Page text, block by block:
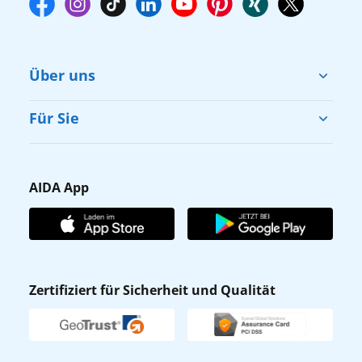
Über uns
Cruise & Help
Karriere
Affiliateprogramm
Verhaltens- & Ethikkodex
Newsletter
Für Sie
Gästefragebogen
AIDA Club
AIDA App
AIDA App
Zertifiziert für Sicherheit und Qualität